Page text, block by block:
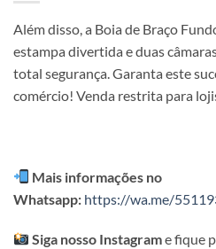
Além disso, a Boia de Braço
estampa divertida e duas
total segurança. Garanta este
comércio! Venda restrita para
Mais informações no
Whatsapp: https://wa.me/
Siga nosso Instagrame fique